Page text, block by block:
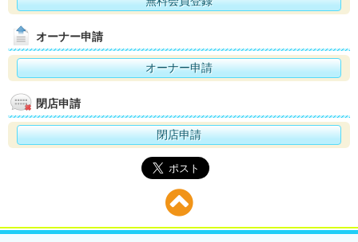
オーナー申請
オーナー申請
閉店申請
閉店申請